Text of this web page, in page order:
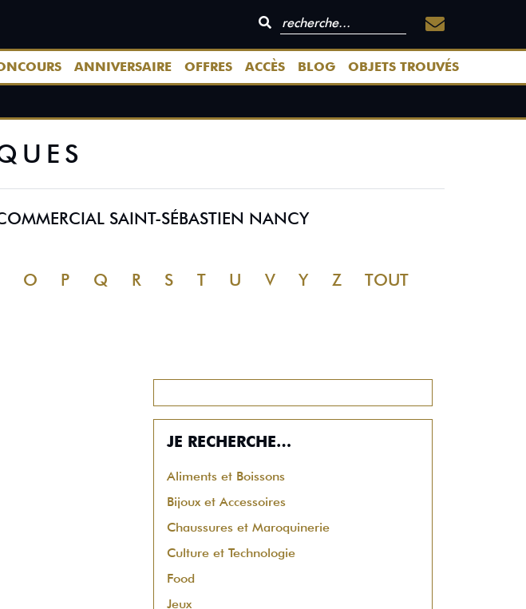
ANNIVERSAIRE OFFRES ACCÈS BLOG OBJETS TROUVÉS
SAINT-SÉBASTIEN NANCY
O P Q R S T U V Y Z TOUT
JE RECHERCHE…
Aliments et Boissons
Bijoux et Accessoires
Chaussures et Maroquinerie
Culture et Technologie
Food
Jeux